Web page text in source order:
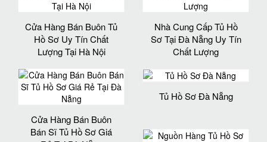
Cửa Hàng Bán Buôn Tủ
Hồ Sơ Uy Tín Chất
Lượng Tại Hà Nội
Nhà Cung Cấp Tủ Hồ
Sơ Tại Đà Nẵng Uy Tín
Chất Lượng
Cửa Hàng Bán Buôn
Bán Sĩ Tủ Hồ Sơ Giá
Tủ Hồ Sơ Đà Nẵng